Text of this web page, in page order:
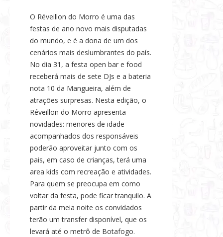
O Réveillon do Morro é uma das
festas de ano novo mais disputadas
do mundo, e é a dona de um dos
cenários mais deslumbrantes do país.
No dia 31, a festa open bar e food
receberá mais de sete DJs e a bateria
nota 10 da Mangueira, além de
atrações surpresas. Nesta edição, o
Réveillon do Morro apresenta
novidades: menores de idade
acompanhados dos responsáveis
poderão aproveitar junto com os
pais, em caso de crianças, terá uma
area kids com recreação e atividades.
Para quem se preocupa em como
voltar da festa, pode ficar tranquilo. A
partir da meia noite os convidados
terão um transfer disponível, que os
levará até o metrô de Botafogo.